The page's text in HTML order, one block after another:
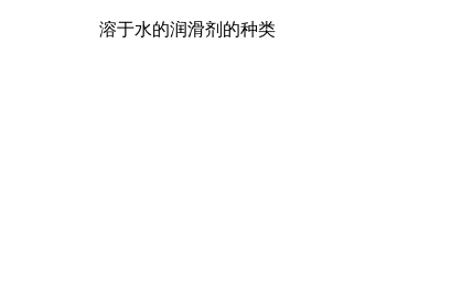
溶于水的润滑剂的种类